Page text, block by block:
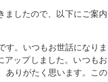
ましたので、以下にご案内
。いつもお世話になりま
アップしました。いつもお
ありがたく思います。この